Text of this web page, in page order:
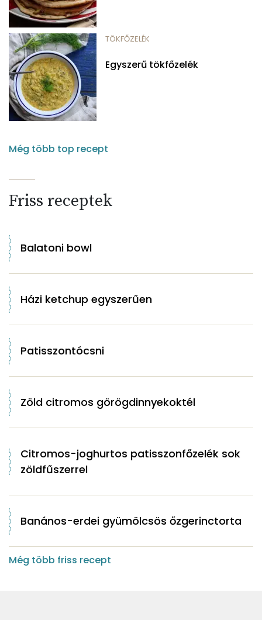
TÖKFŐZELÉK
Egyszerű tökfőzelék
Még több top recept
Friss receptek
Balatoni bowl
Házi ketchup egyszerűen
Patisszontócsni
Zöld citromos görögdinnyekoktél
Citromos-joghurtos patisszonfőzelék sok
zöldfűszerrel
Banános-erdei gyümölcsös őzgerinctorta
Még több friss recept